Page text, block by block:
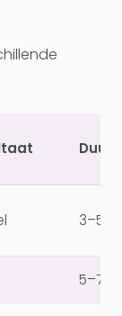
3–5
5–7